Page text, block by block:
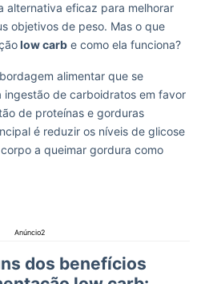
alternativa eficaz para melhorar
objetivos de peso. Mas o que
low carb e como ela funciona?
alimentar que se
de carboidratos em favor
de proteínas e gorduras
é reduzir os níveis de glicose
a queimar gordura como
Anúncio2
dos benefícios